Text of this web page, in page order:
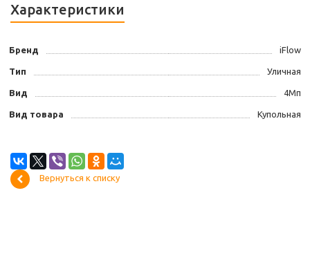
Характеристики
Бренд iFlow
Тип Уличная
Вид 4Мп
Вид товара Купольная
Вернуться к списку